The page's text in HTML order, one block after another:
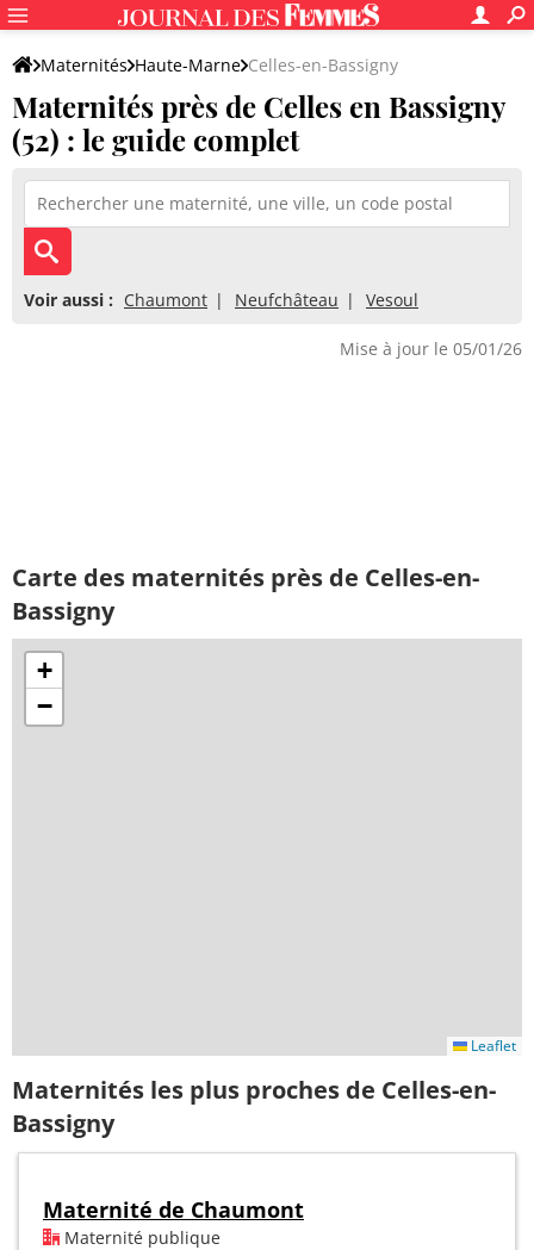
Maternités Haute-Marne Celles-en-Bassigny
Maternités près de Celles en Bassigny
(52) : le guide complet
Voir aussi : Chaumont Neufchâteau Vesoul
Mise à jour le 05/01/26
Carte des maternités près de Celles-en-
Bassigny
+
−
Leaflet
Maternités les plus proches de Celles-en-
Bassigny
Maternité de Chaumont
Maternité publique